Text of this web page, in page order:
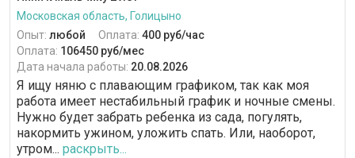
Московская область, Голицыно
Опыт: любой Оплата: 400 руб/час
Оплата: 106450 руб/мес
Дата начала работы: 20.08.2026
Я ищу няню с плавающим графиком, так как моя
работа имеет нестабильный график и ночные смены.
Нужно будет забрать ребенка из сада, погулять,
накормить ужином, уложить спать. Или, наоборот,
утром... раскрыть...